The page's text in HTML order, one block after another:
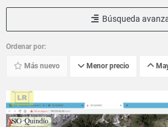
Búsqueda
Ordenar por:
Más nuevo Menor precio